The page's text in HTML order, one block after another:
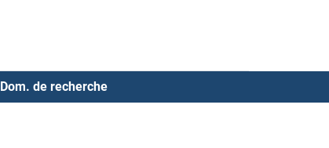
Dom. de recherche